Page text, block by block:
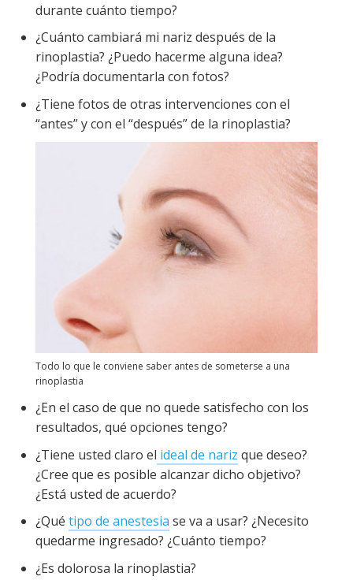
durante cuánto tiempo?
¿Cuánto cambiará mi nariz después de la
rinoplastia? ¿Puedo hacerme alguna idea?
¿Podría documentarla con fotos?
¿Tiene fotos de otras intervenciones con el
“antes” y con el “después” de la rinoplastia?
Todo lo que le conviene saber antes de someterse a una
rinoplastia
¿En el caso de que no quede satisfecho con los
resultados, qué opciones tengo?
¿Tiene usted claro el ideal de nariz que deseo?
¿Cree que es posible alcanzar dicho objetivo?
¿Está usted de acuerdo?
¿Qué tipo de anestesia se va a usar? ¿Necesito
quedarme ingresado? ¿Cuánto tiempo?
¿Es dolorosa la rinoplastia?